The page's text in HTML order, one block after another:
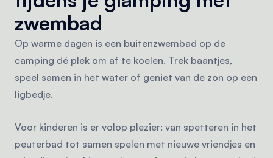
zwembad
Op warme dagen is een buitenzwembad op de
camping dé plek om af te koelen. Trek baantjes,
speel samen in het water of geniet van de zon op een
ligbedje.
Voor kinderen is er volop plezier: van spetteren in het
peuterbad tot samen spelen met nieuwe vriendjes en